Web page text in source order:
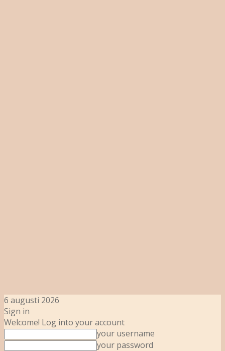
6 augusti 2026
Sign in
Welcome! Log into your account
your username
your password